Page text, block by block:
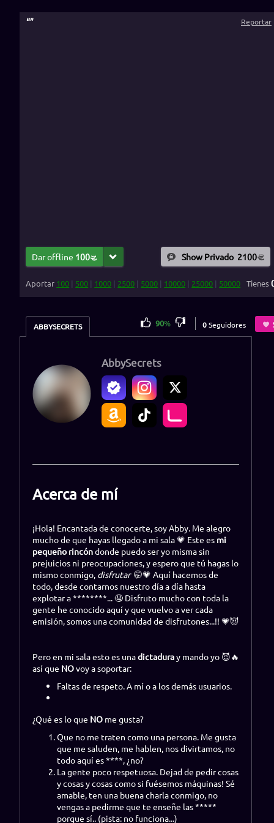
“” Reportar
Dar offline 100 Show Privado 2100
Aportar 100 | 500 | 1000 | 2500 | 5000 | 10000 | 25000 | 50000 Tienes
ABBYSECRETS 90% 0Seguidores
AbbySecrets
Acerca de mí
¡Hola! Encantada de conocerte, soy Abby. Me alegro
mucho de que hayas llegado a mi sala 💗 Este es mi
pequeño rincóndonde puedo ser yo misma sin
prejuicios ni preocupaciones, y espero que tú hagas lo
mismo conmigo, disfrutar🤭💗 Aquí hacemos de
todo, desde contarnos nuestro día a día hasta
explotar a ********... 🤤 Disfruto mucho con toda la
gente he conocido aquí y que vuelvo a ver cada
emisión, somos una comunidad de disfrutones...!! 💗😈
Pero en mi sala esto es unadictaduray mando yo 😈🔥
así que NOvoy a soportar:
Faltas de respeto. A mí o a los demás usuarios.
¿Qué es lo que NO me gusta?
Que no me traten como una persona. Me gusta
que me saluden, me hablen, nos divirtamos, no
todo aquí es ****, ¿no?
La gente poco respetuosa. Dejad de pedir cosas
y cosas y cosas como si fuésemos máquinas! Sé
amable, ten una buena charla conmigo, no
vengas a pedirme que te enseñe las *****
porque sí.. (pista: no funciona...)